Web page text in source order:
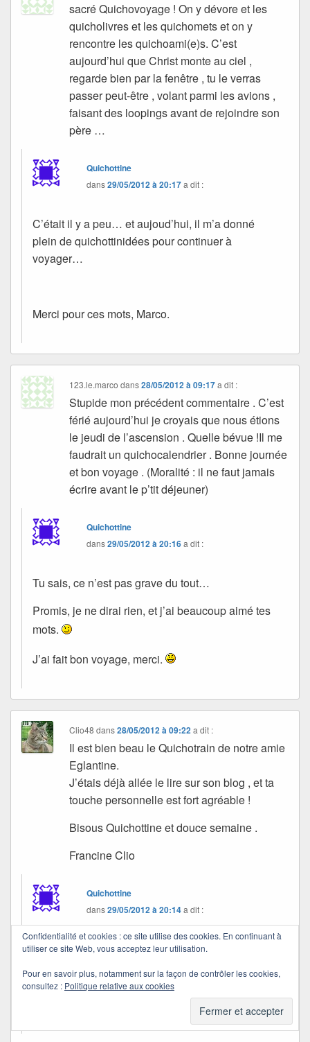
sacré Quichovoyage ! On y dévore et les
quicholivres et les quichomets et on y
rencontre les quichoami(e)s. C’est
aujourd’hui que Christ monte au ciel ,
regarde bien par la fenêtre , tu le verras
passer peut-être , volant parmi les avions ,
faisant des loopings avant de rejoindre son
père …
Quichottine
dans29/05/2012 à 20:17a dit :
C’était il y a peu… et aujoud’hui, il m’a donné
plein de quichottinidées pour continuer à
voyager…
Merci pour ces mots, Marco.
123.le.marco dans28/05/2012 à 09:17 a dit :
Stupide mon précédent commentaire . C’est
férié aujourd’hui je croyais que nous étions
le jeudi de l’ascension . Quelle bévue !Il me
faudrait un quichocalendrier . Bonne journée
et bon voyage . (Moralité : il ne faut jamais
écrire avant le p’tit déjeuner)
Quichottine
dans29/05/2012 à 20:16a dit :
Tu sais, ce n’est pas grave du tout…
Promis, je ne dirai rien, et j’ai beaucoup aimé tes
mots.
J’ai fait bon voyage, merci.
Clio48 dans28/05/2012 à 09:22 a dit :
Il est bien beau le Quichotrain de notre amie
Eglantine.
J’étais déjà allée le lire sur son blog , et ta
touche personnelle est fort agréable !
Bisous Quichottine et douce semaine .
Francine Clio
Quichottine
dans29/05/2012 à 20:14a dit :
Merci !
Je suis contente de voir que tu la connais bien.
Bisous et douce semaine à toi aussi. Merci !
Confidentialité et cookies : ce site utilise des cookies. En continuant à
utiliser ce site Web, vous acceptez leur utilisation.
Pour en savoir plus, notamment sur la façon de contrôler les cookies,
consultez : Politique relative aux cookies